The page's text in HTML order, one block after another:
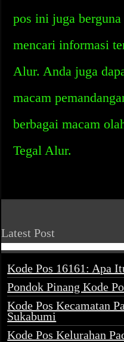
pos ini juga
mencari informasi
Alur. Anda juga
macam
berbagai macam
Tegal Alur.
Latest Post
Kode Pos 16161: Apa
Pondok Pinang Kode
Kode Pos Kecamatan
Sukabumi
Kode Pos Kelurahan